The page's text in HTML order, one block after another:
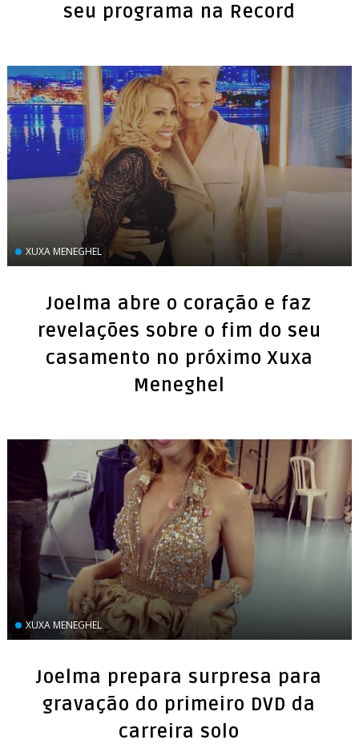
seu programa na Record
XUXA MENEGHEL
Joelma abre o coração e faz
revelações sobre o fim do seu
casamento no próximo Xuxa
Meneghel
XUXA MENEGHEL
Joelma prepara surpresa para
gravação do primeiro DVD da
carreira solo